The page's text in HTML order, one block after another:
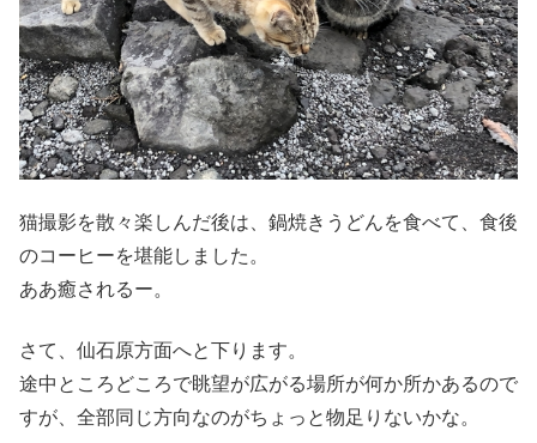
猫撮影を散々楽しんだ後は、鍋焼きうどんを食べて、食後
のコーヒーを堪能しました。
ああ癒されるー。
さて、仙石原方面へと下ります。
途中ところどころで眺望が広がる場所が何か所かあるので
すが、全部同じ方向なのがちょっと物足りないかな。